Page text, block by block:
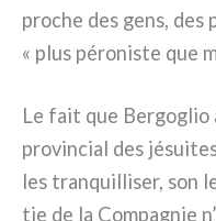
pro­che des gens, des
« plus péro­ni­ste que
Le fait que Bergoglio
pro­vin­cial des
les tran­quil­li­ser, son
tie de la Compagnie